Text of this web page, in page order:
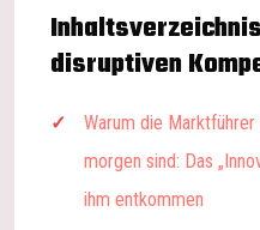
disruptiven
Warum die
morgen sind: Das
ihm entkommen